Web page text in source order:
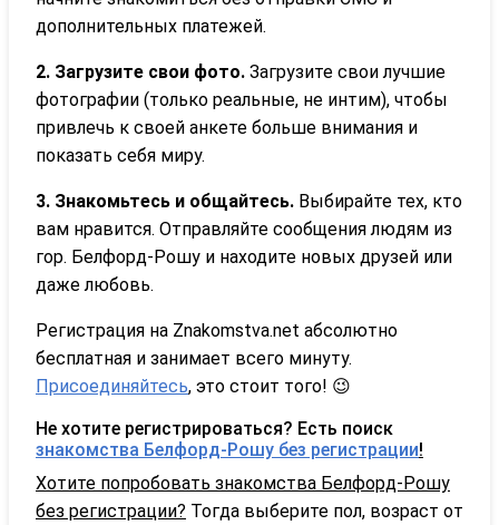
дополнительных платежей.
2. Загрузите свои фото. Загрузите свои лучшие
фотографии (только реальные, не интим), чтобы
привлечь к своей анкете больше внимания и
показать себя миру.
3. Знакомьтесь и общайтесь. Выбирайте тех, кто
вам нравится. Отправляйте сообщения людям из
гор. Белфорд-Рошу и находите новых друзей или
даже любовь.
Регистрация на Znakomstva.net абсолютно
бесплатная и занимает всего минуту.
Присоединяйтесь, это стоит того! 😉
Не хотите регистрироваться? Есть поиск
знакомства Белфорд-Рошу без регистрации!
Хотите попробовать знакомства Белфорд-Рошу
без регистрации? Тогда выберите пол, возраст от